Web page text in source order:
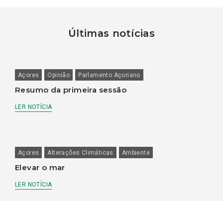
Últimas notícias
Açores Opinião Parlamento Açoriano
Resumo da primeira sessão
LER NOTÍCIA
Açores Alterações Climáticas Ambiente
Elevar o mar
LER NOTÍCIA